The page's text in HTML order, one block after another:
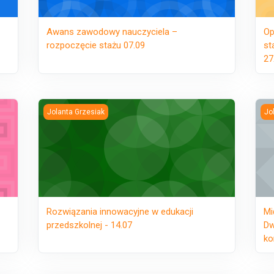
Awans zawodowy nauczyciela –
rozpoczęcie stażu 07.09
stażu - 26.08Rozwiązania innowacyjne w edukacji przedszkolnej -
Jolanta Grzesiak
Rozwiązania innowacyjne w edukacji
przedszkolnej - 14.07